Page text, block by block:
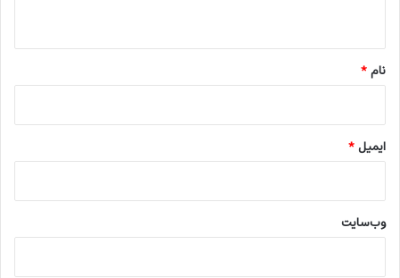
نام*
ایمیل*
وب‌سایت